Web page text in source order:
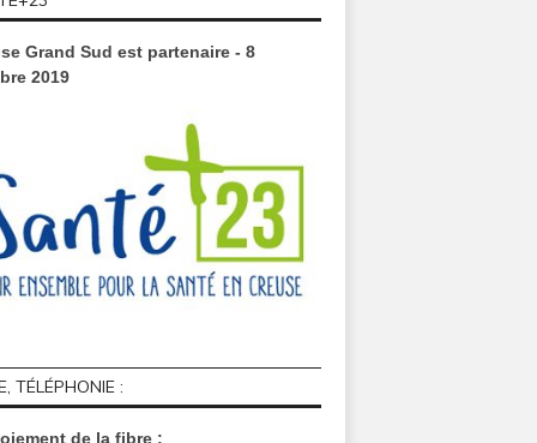
Grand Sud est partenaire - 8
2019
TÉLÉPHONIE :
de la fibre :